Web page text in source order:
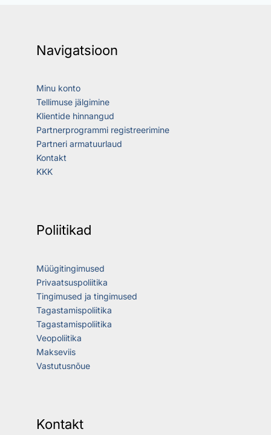
Navigatsioon
Minu konto
Tellimuse jälgimine
Klientide hinnangud
Partnerprogrammi registreerimine
Partneri armatuurlaud
Kontakt
KKK
Poliitikad
Müügitingimused
Privaatsuspoliitika
Tingimused ja tingimused
Tagastamispoliitika
Tagastamispoliitika
Veopoliitika
Makseviis
Vastutusnõue
Kontakt